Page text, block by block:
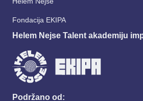
Fondacija EKIPA
Helem Nejse Talent akademiju
Podržano od: